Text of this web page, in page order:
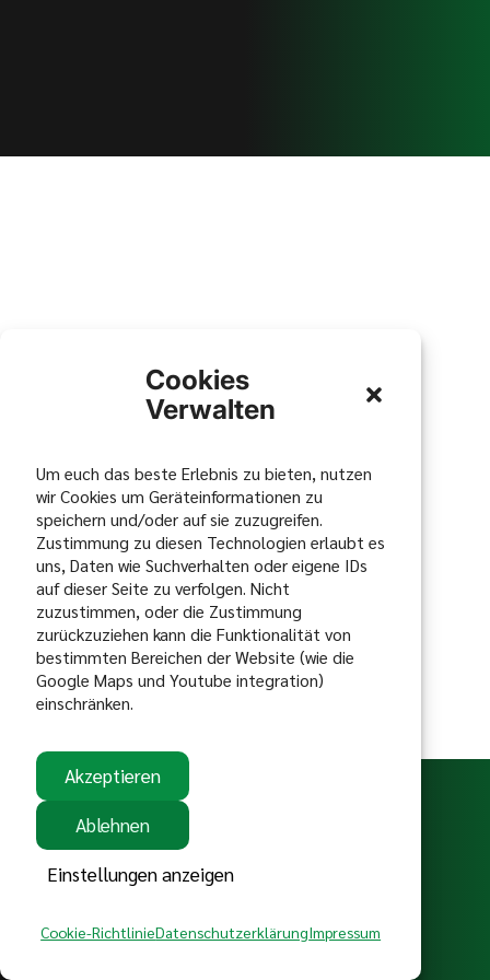
Cookies
Verwalten
Um euch das beste Erlebnis zu bieten, nutzen
wir Cookies um Geräteinformationen zu
speichern und/oder auf sie zuzugreifen.
Zustimmung zu diesen Technologien erlaubt es
uns, Daten wie Suchverhalten oder eigene IDs
auf dieser Seite zu verfolgen. Nicht
zuzustimmen, oder die Zustimmung
zurückzuziehen kann die Funktionalität von
bestimmten Bereichen der Website (wie die
Google Maps und Youtube integration)
einschränken.
Akzeptieren
Ablehnen
Einstellungen anzeigen
Cookie-RichtlinieDatenschutzerklärungImpressum
gefördert vom:
Copyright @ 2026 - MSC Bittenfeld